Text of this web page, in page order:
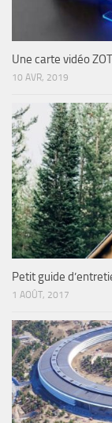
Une carte vidéo
10 AVR, 2019
Petit guide
1 AOÛT, 2017